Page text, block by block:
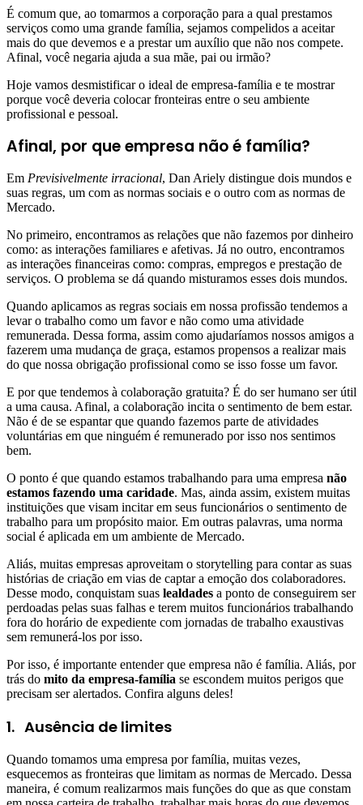
É comum que, ao tomarmos a corporação para a qual prestamos
serviços como uma grande família, sejamos compelidos a aceitar
mais do que devemos e a prestar um auxílio que não nos compete.
Afinal, você negaria ajuda a sua mãe, pai ou irmão?
Hoje vamos desmistificar o ideal de empresa-família e te mostrar
porque você deveria colocar fronteiras entre o seu ambiente
profissional e pessoal.
Afinal, por que empresa não é família?
Em Previsivelmente irracional, Dan Ariely distingue dois mundos e
suas regras, um com as normas sociais e o outro com as normas de
Mercado.
No primeiro, encontramos as relações que não fazemos por dinheiro
como: as interações familiares e afetivas. Já no outro, encontramos
as interações financeiras como: compras, empregos e prestação de
serviços. O problema se dá quando misturamos esses dois mundos.
Quando aplicamos as regras sociais em nossa profissão tendemos a
levar o trabalho como um favor e não como uma atividade
remunerada. Dessa forma, assim como ajudaríamos nossos amigos a
fazerem uma mudança de graça, estamos propensos a realizar mais
do que nossa obrigação profissional como se isso fosse um favor.
E por que tendemos à colaboração gratuita? É do ser humano ser útil
a uma causa. Afinal, a colaboração incita o sentimento de bem estar.
Não é de se espantar que quando fazemos parte de atividades
voluntárias em que ninguém é remunerado por isso nos sentimos
bem.
O ponto é que quando estamos trabalhando para uma empresa não
estamos fazendo uma caridade. Mas, ainda assim, existem muitas
instituições que visam incitar em seus funcionários o sentimento de
trabalho para um propósito maior. Em outras palavras, uma norma
social é aplicada em um ambiente de Mercado.
Aliás, muitas empresas aproveitam o storytelling para contar as suas
histórias de criação em vias de captar a emoção dos colaboradores.
Desse modo, conquistam suas lealdades a ponto de conseguirem ser
perdoadas pelas suas falhas e terem muitos funcionários trabalhando
fora do horário de expediente com jornadas de trabalho exaustivas
sem remunerá-los por isso.
Por isso, é importante entender que empresa não é família. Aliás, por
trás do mito da empresa-família se escondem muitos perigos que
precisam ser alertados. Confira alguns deles!
1. Ausência de limites
Quando tomamos uma empresa por família, muitas vezes,
esquecemos as fronteiras que limitam as normas de Mercado. Dessa
maneira, é comum realizarmos mais funções do que as que constam